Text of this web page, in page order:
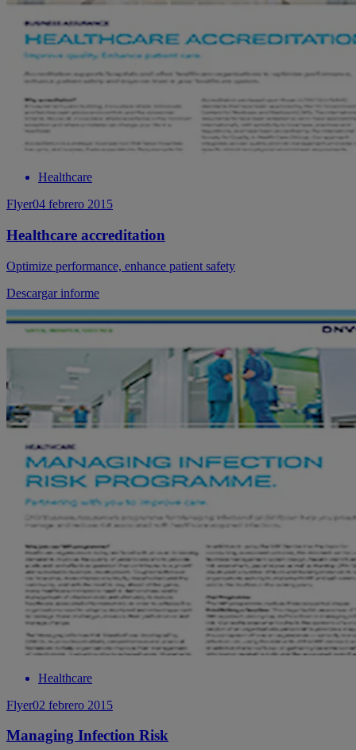
Healthcare
Flyer04 febrero 2015
Healthcare accreditation
Optimize performance, enhance patient safety
Descargar informe
Healthcare
Flyer02 febrero 2015
Managing Infection Risk